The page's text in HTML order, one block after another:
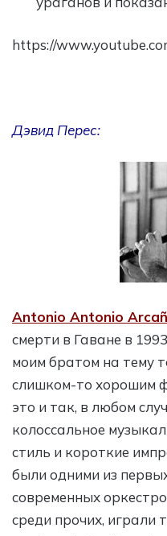
https://
Дэвид Перес:
Antonio Antonio
смерти в Гаване в
моим братом на тему
слишком-то хорошим
это и так, в любом
колоссальное
стиль и короткие
были одними из
современных
среди прочих, играли